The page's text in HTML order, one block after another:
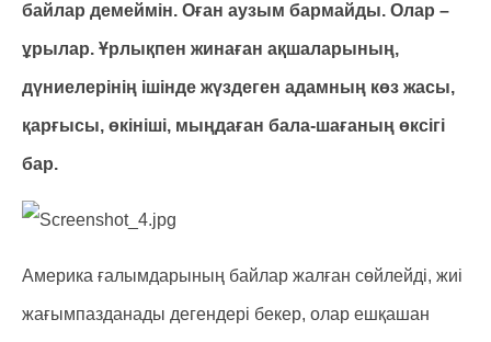
байлар демеймін. Оған аузым бармайды. Олар –
ұрылар. Ұрлықпен жинаған ақшаларының,
дүниелерінің ішінде жүздеген адамның көз жасы,
қарғысы, өкініші, мыңдаған бала-шағаның өксігі
бар.
Америка ғалымдарының байлар жалған сөйлейді, жиі
жағымпазданады дегендері бекер, олар ешқашан